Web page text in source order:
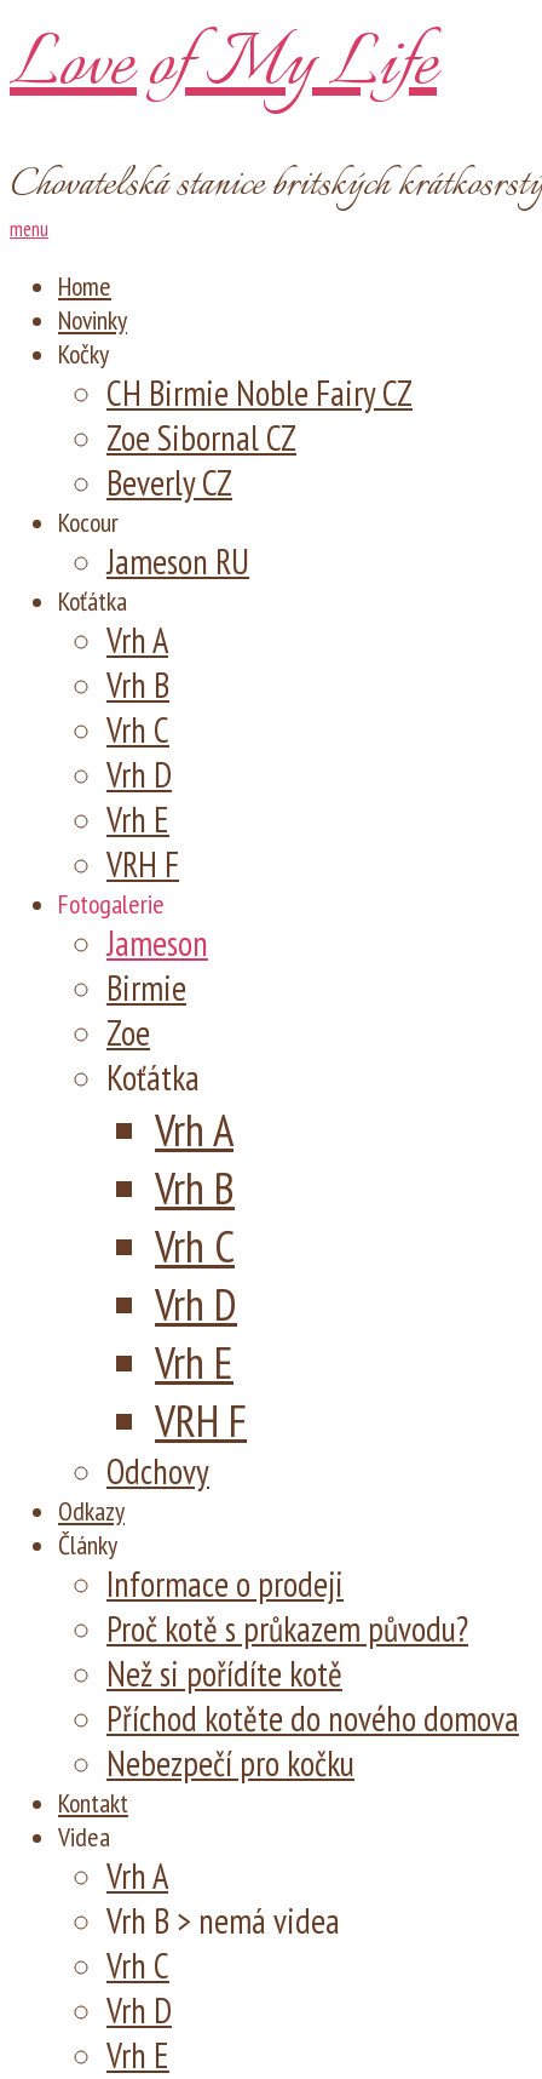
Love of My Life
Chovatelská stanice britských
menu
Home
Novinky
Kočky
CH Birmie Noble Fairy CZ
Zoe Sibornal CZ
Beverly CZ
Kocour
Jameson RU
Koťátka
Vrh A
Vrh B
Vrh C
Vrh D
Vrh E
VRH F
Fotogalerie
Jameson
Birmie
Zoe
Koťátka
Vrh A
Vrh B
Vrh C
Vrh D
Vrh E
VRH F
Odchovy
Odkazy
Články
Informace o prodeji
Proč kotě s průkazem původu?
Než si pořídíte kotě
Příchod kotěte do nového domova
Nebezpečí pro kočku
Kontakt
Videa
Vrh A
Vrh B > nemá videa
Vrh C
Vrh D
Vrh E